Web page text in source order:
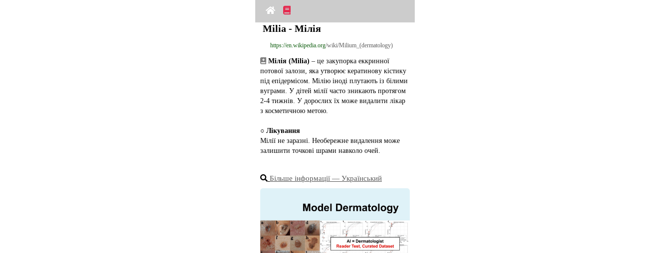
Milia - Мілія
https://en.wikipedia.org/wiki/Milium_(dermatology)
Мілія (Milia) – це закупорка еккринної
потової залози, яка утворює кератинову кістику
під епідермісом. Мілію іноді плутають із білими
вуграми. У дітей мілії часто зникають протягом
2‑4 тижнів. У дорослих їх може видалити лікар
з косметичною метою.
○ Лікування
Мілії не заразні. Необережне видалення може
залишити точкові шрами навколо очей.
Більше інформації ― Український